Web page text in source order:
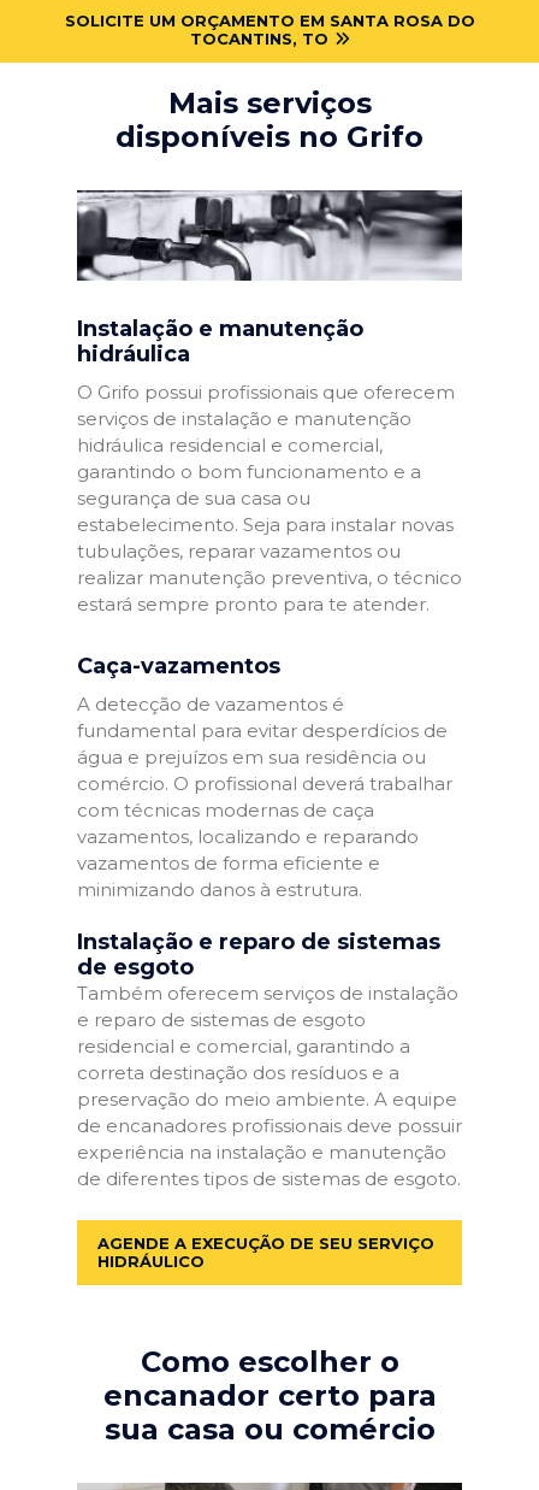
SOLICITE UM ORÇAMENTO EM SANTA ROSA DO
TOCANTINS, TO
Mais serviços
disponíveis no Grifo
Instalação e manutenção
hidráulica
O Grifo possui profissionais que oferecem
serviços de instalação e manutenção
hidráulica residencial e comercial,
garantindo o bom funcionamento e a
segurança de sua casa ou
estabelecimento. Seja para instalar novas
tubulações, reparar vazamentos ou
realizar manutenção preventiva, o técnico
estará sempre pronto para te atender.
Caça-vazamentos
A detecção de vazamentos é
fundamental para evitar desperdícios de
água e prejuízos em sua residência ou
comércio. O profissional deverá trabalhar
com técnicas modernas de caça
vazamentos, localizando e reparando
vazamentos de forma eficiente e
minimizando danos à estrutura.
Instalação e reparo de sistemas
de esgoto
Também oferecem serviços de instalação
e reparo de sistemas de esgoto
residencial e comercial, garantindo a
correta destinação dos resíduos e a
preservação do meio ambiente. A equipe
de encanadores profissionais deve possuir
experiência na instalação e manutenção
de diferentes tipos de sistemas de esgoto.
AGENDE A EXECUÇÃO DE SEU SERVIÇO
HIDRÁULICO
Como escolher o
encanador certo para
sua casa ou comércio